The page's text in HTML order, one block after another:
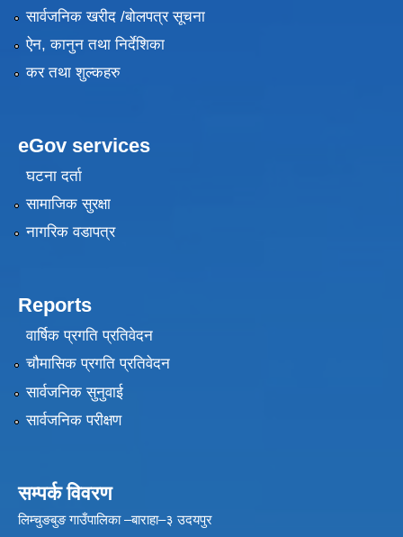
सार्वजनिक खरीद /बोलपत्र सूचना
ऐन, कानुन तथा निर्देशिका
कर तथा शुल्कहरु
eGov services
घटना दर्ता
सामाजिक सुरक्षा
नागरिक वडापत्र
Reports
वार्षिक प्रगति प्रतिवेदन
चौमासिक प्रगति प्रतिवेदन
सार्वजनिक सुनुवाई
सार्वजनिक परीक्षण
सम्पर्क विवरण
लिम्चुङबुङ गाउँपालिका –बाराहा–३ उदयपुर